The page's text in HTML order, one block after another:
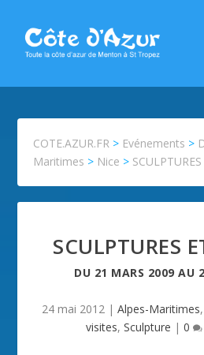
COTE.AZUR.FR > Evénements >
Maritimes > Nice >
SCULPTURES
DU 21 MARS 2009 AU
24 mai 2012| Alpes-Maritimes,
visites, Sculpture | 0